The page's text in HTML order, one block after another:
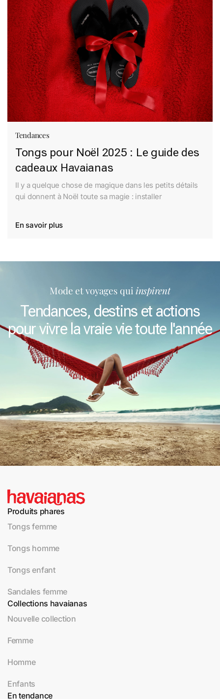
Tendances
Tongs pour Noël 2025 : Le guide des
cadeaux Havaianas
Il y a quelque chose de magique dans les petits détails
qui donnent à Noël toute sa magie : installer
En savoir plus
Mode et voyages quiinspirent
Tendances, destins et actions
pour vivre la vraie vie toute l'année
Produits phares
Tongs femme
Tongs homme
Tongs enfant
Sandales femme
Collections havaianas
Nouvelle collection
Femme
Homme
Enfants
En tendance